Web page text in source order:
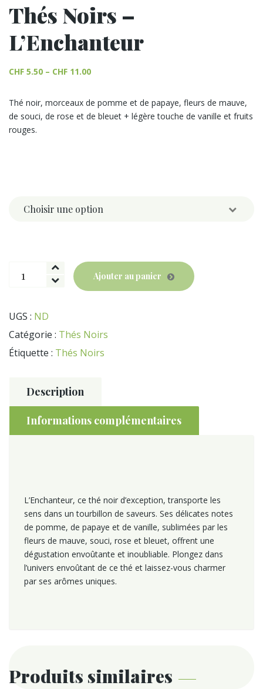
Thés Noirs –
L’Enchanteur
CHF 5.50 – CHF 11.00
Thé noir, morceaux de pomme et de papaye, fleurs de mauve,
de souci, de rose et de bleuet + légère touche de vanille et fruits
rouges.
-
L'Enchanteur
Ajouter au panier
UGS : ND
Catégorie : Thés Noirs
Étiquette : Thés Noirs
Description
Informations complémentaires
L’Enchanteur, ce thé noir d’exception, transporte les
sens dans un tourbillon de saveurs. Ses délicates notes
de pomme, de papaye et de vanille, sublimées par les
fleurs de mauve, souci, rose et bleuet, offrent une
dégustation envoûtante et inoubliable. Plongez dans
l’univers envoûtant de ce thé et laissez-vous charmer
par ses arômes uniques.
Produits similaires